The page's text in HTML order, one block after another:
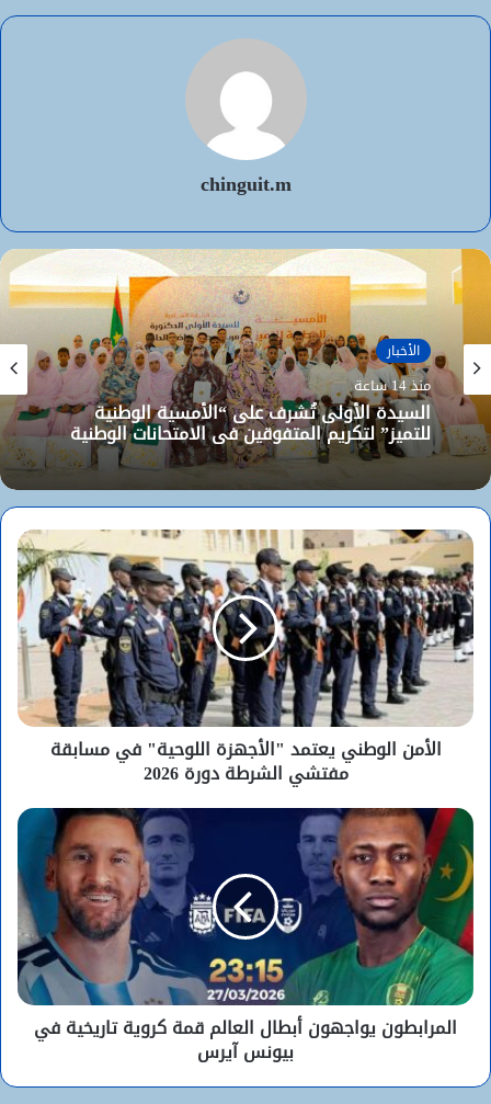
chinguit.m
الأخبار
منذ 14 ساعة
السيدة الأولى تُشرف على “الأمسية الوطنية
للتميز” لتكريم المتفوقين في الامتحانات الوطنية
الأمن الوطني يعتمد "الأجهزة اللوحية" في مسابقة
مفتشي الشرطة دورة 2026
المرابطون يواجهون أبطال العالم قمة كروية تاريخية في
بيونس آيرس